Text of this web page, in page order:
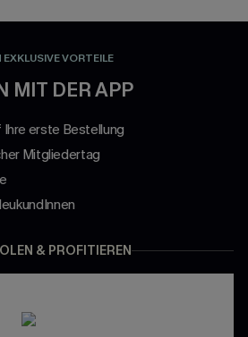
VORTEILE
MIT DER APP
Ihre erste Bestellung
Mitgliedertag
& PROFITIEREN